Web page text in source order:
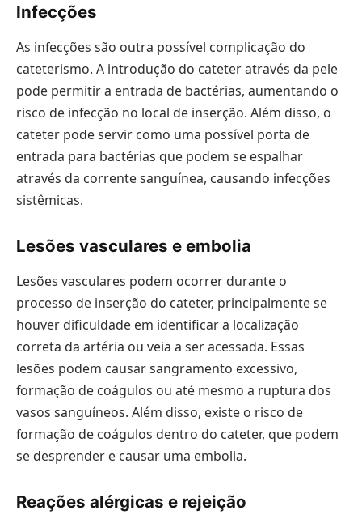
Infecções
As infecções são outra possível complicação do
cateterismo. A introdução do cateter através da pele
pode permitir a entrada de bactérias, aumentando o
risco de infecção no local de inserção. Além disso, o
cateter pode servir como uma possível porta de
entrada para bactérias que podem se espalhar
através da corrente sanguínea, causando infecções
sistêmicas.
Lesões vasculares e embolia
Lesões vasculares podem ocorrer durante o
processo de inserção do cateter, principalmente se
houver dificuldade em identificar a localização
correta da artéria ou veia a ser acessada. Essas
lesões podem causar sangramento excessivo,
formação de coágulos ou até mesmo a ruptura dos
vasos sanguíneos. Além disso, existe o risco de
formação de coágulos dentro do cateter, que podem
se desprender e causar uma embolia.
Reações alérgicas e rejeição